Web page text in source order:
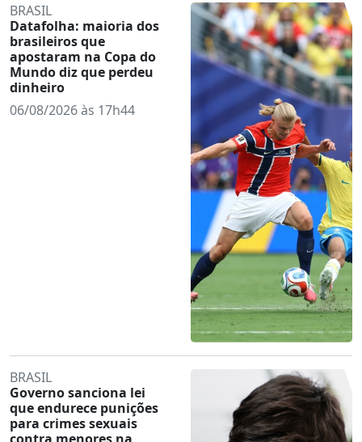
BRASIL
Datafolha: maioria dos
brasileiros que
apostaram na Copa do
Mundo diz que perdeu
dinheiro
06/08/2026 às 17h44
BRASIL
Governo sanciona lei
que endurece punições
para crimes sexuais